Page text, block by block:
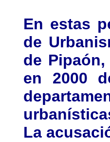
En estas
de
de
en 2000
La